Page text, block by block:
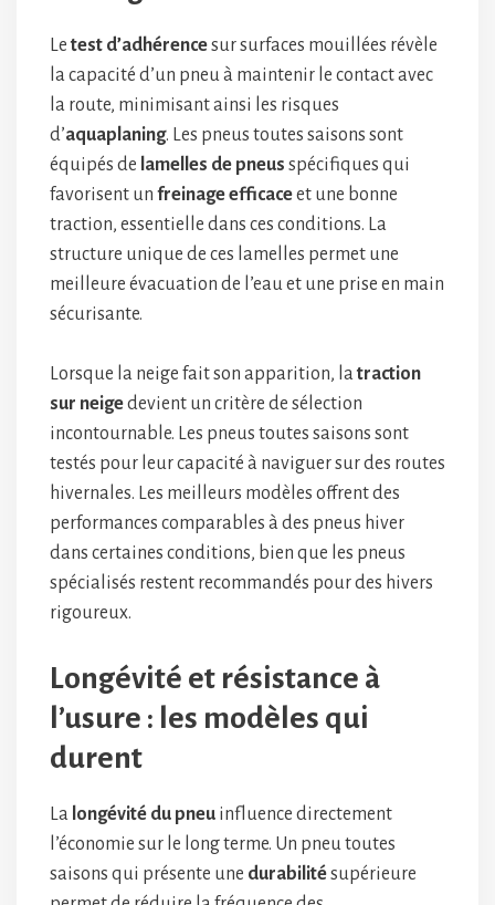
Le test d’adhérencesur surfaces mouillées révèle
la capacité d’un pneu à maintenir le contact avec
la route, minimisant ainsi les risques
d’aquaplaning. Les pneus toutes saisons sont
équipés de lamelles de pneus spécifiques qui
favorisent un freinage efficaceet une bonne
traction, essentielle dans ces conditions. La
structure unique de ces lamelles permet une
meilleure évacuation de l’eau et une prise en main
sécurisante.
Lorsque la neige fait son apparition, latraction
sur neigedevient un critère de sélection
incontournable. Les pneus toutes saisons sont
testés pour leur capacité à naviguer sur des routes
hivernales. Les meilleurs modèles offrent des
performances comparables à des pneus hiver
dans certaines conditions, bien que les pneus
spécialisés restent recommandés pour des hivers
rigoureux.
Longévité et résistance à
l’usure : les modèles qui
durent
La longévité du pneu influence directement
l’économie sur le long terme. Un pneu toutes
saisons qui présente une durabilitésupérieure